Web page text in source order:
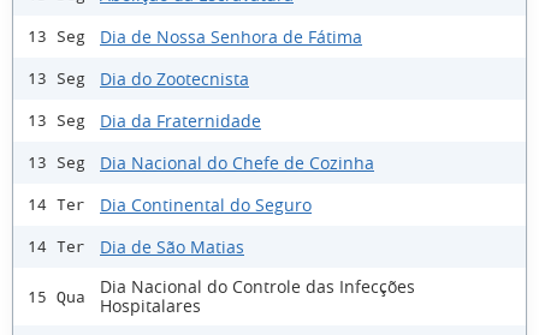
13 Seg Dia de Nossa Senhora de Fátima
13 Seg Dia do Zootecnista
13 Seg Dia da Fraternidade
13 Seg Dia Nacional do Chefe de Cozinha
14 Ter Dia Continental do Seguro
14 Ter Dia de São Matias
15 Qua
Dia Nacional do Controle das Infecções
Hospitalares